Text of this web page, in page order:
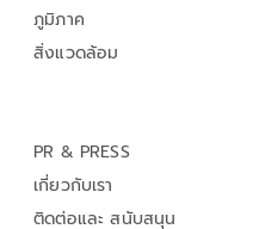
ภูมิภาค
สิ่งแวดล้อม
PR & PRESS
เกี่ยวกับเรา
ติดต่อและ สนับสนุน